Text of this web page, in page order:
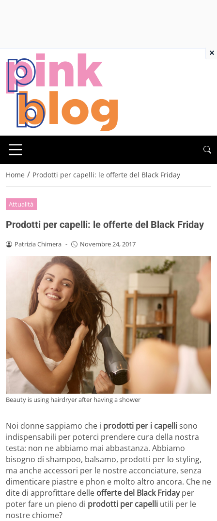
Home / Prodotti per capelli: le offerte del Black Friday
Attualità
Prodotti per capelli: le offerte del Black Friday
Patrizia Chimera - Novembre 24, 2017
Beauty is using hairdryer after having a shower
Noi donne sappiamo che i prodotti per i capellisono
indispensabili per poterci prendere cura della nostra
testa: non ne abbiamo mai abbastanza. Abbiamo
bisogno di shampoo, balsamo, prodotti per lo styling,
ma anche accessori per le nostre acconciature, senza
dimenticare piastre e phon e molto altro ancora. Che ne
dite di approfittare delle offerte del Black Fridayper
poter fare un pieno di prodotti per capelli utili per le
nostre chiome?
×